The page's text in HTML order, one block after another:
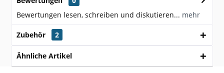
Bewertungen lesen, schreiben und diskutieren... mehr
Zubehör 2
Ähnliche Artikel